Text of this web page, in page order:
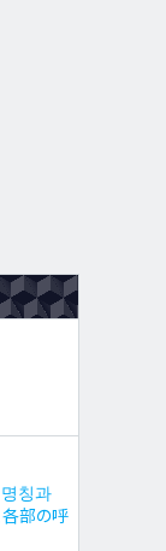
칭과
部の呼